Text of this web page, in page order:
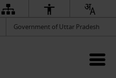
Government of Uttar Pradesh